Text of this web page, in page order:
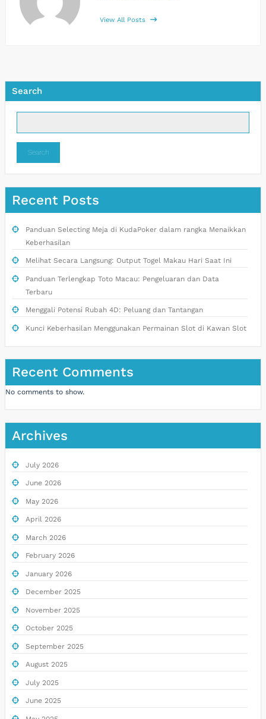
View All Posts
Search
Search
Recent Posts
Panduan Selecting Meja di KudaPoker dalam rangka Menaikkan
Keberhasilan
Melihat Secara Langsung: Output Togel Makau Hari Saat Ini
Panduan Terlengkap Toto Macau: Pengeluaran dan Data
Terbaru
Menggali Potensi Rubah 4D: Peluang dan Tantangan
Kunci Keberhasilan Menggunakan Permainan Slot di Kawan Slot
Recent Comments
No comments to show.
Archives
July 2026
June 2026
May 2026
April 2026
March 2026
February 2026
January 2026
December 2025
November 2025
October 2025
September 2025
August 2025
July 2025
June 2025